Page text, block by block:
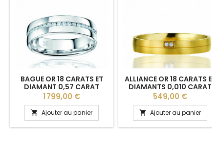
BAGUE OR 18 CARATS ET
DIAMANT 0,57 CARAT
"ELVEN" LUCIEN PFERTZEL -
5 MM
Prix
1 799,00 €
 Ajouter au panier
ALLIANCE OR 18 CARATS ET
DIAMANTS 0,010 CARAT
BREUNING "ALINE" POUR
FEMME
Prix
549,00 €
 Ajouter au panier